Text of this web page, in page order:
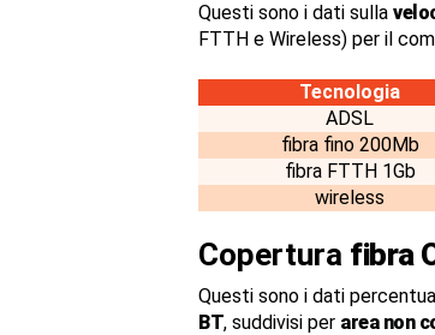
Questi sono i dati sulla
FTTH e Wireless) per il
Tecnologia
ADSL
fibra fino 200Mb
fibra FTTH 1Gb
wireless
Copertura fibra
Questi sono i dati
BT, suddivisi per area non